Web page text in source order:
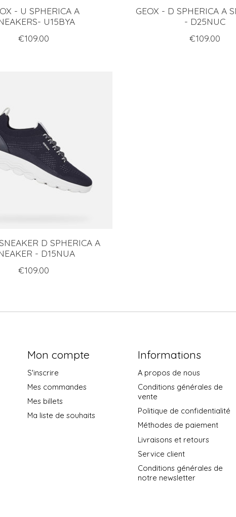
- U SPHERICA A
U15BYA
€109.00
GEOX - D SPHERICA A
- D25NUC
€109.00
D SPHERICA A
- D15NUA
€109.00
Mon compte
S'inscrire
Mes commandes
Mes billets
Ma liste de souhaits
Informations
A propos de nous
Conditions générales de
vente
Politique de confidentialité
Méthodes de paiement
Livraisons et retours
Service client
Conditions générales de
notre newsletter